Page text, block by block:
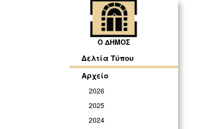
Ο ΔΗΜΟΣ
Δελτία Τύπου
Αρχείο
2026
2025
2024